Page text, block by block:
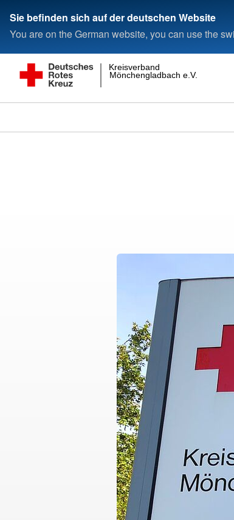
Sie befinden sich auf der deutschen Website
You are on the German website, you can use the
Mönchengladbach e.V.
Kreisverband